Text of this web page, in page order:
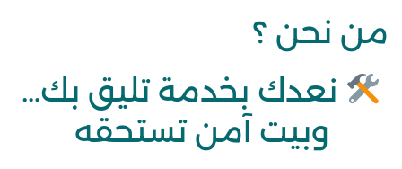
من نحن ؟
نعدك بخدمة تليق بك…
وبيت آمن تستحقه